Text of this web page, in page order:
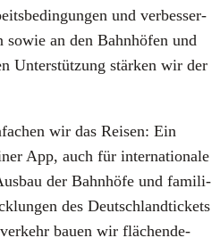
und ver­bes­ser­
an den Bahn­hö­fen und
Unter­stüt­zung stär­ken wir der
wir das Rei­sen: Ein
App, auch für inter­na­tio­na­le
der Bahn­hö­fe und fami­li­
des Deutsch­land­ti­ckets
bau­en wir flä­chen­de­